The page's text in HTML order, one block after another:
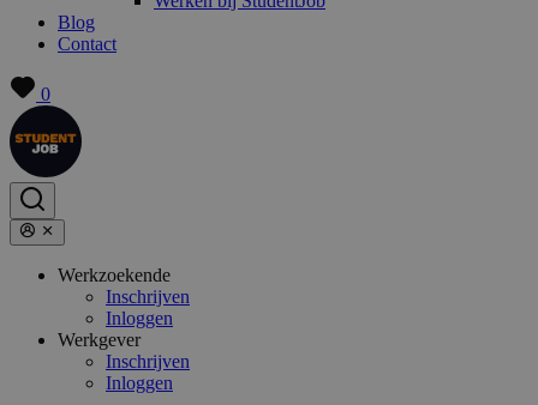
Blog
Contact
0
Werkzoekende
Inschrijven
Inloggen
Werkgever
Inschrijven
Inloggen